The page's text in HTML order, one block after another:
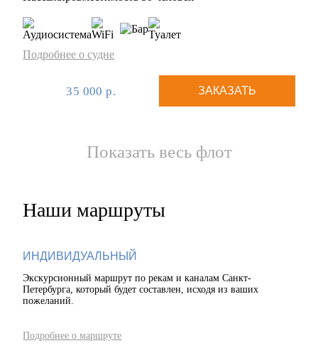
Подробнее о судне
35 000 р. ЗАКАЗАТЬ
Показать весь флот
Наши маршруты
ИНДИВИДУАЛЬНЫЙ
Экскурсионный маршрут по рекам и каналам Санкт-
Петербурга, который будет составлен, исходя из ваших
пожеланий.
Подробнее о маршруте